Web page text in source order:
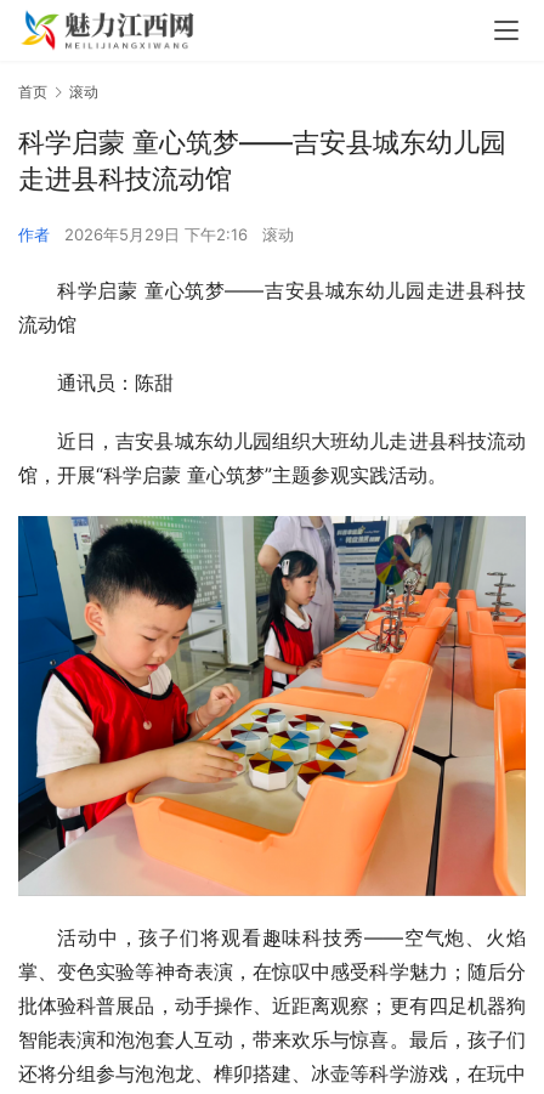
首页 滚动
科学启蒙 童心筑梦——吉安县城东幼儿园
走进县科技流动馆
作者 2026年5月29日 下午2:16 滚动
科学启蒙 童心筑梦——吉安县城东幼儿园走进县科技
流动馆
通讯员：陈甜
近日，吉安县城东幼儿园组织大班幼儿走进县科技流动
馆，开展“科学启蒙 童心筑梦”主题参观实践活动。
活动中，孩子们将观看趣味科技秀——空气炮、火焰
掌、变色实验等神奇表演，在惊叹中感受科学魅力；随后分
批体验科普展品，动手操作、近距离观察；更有四足机器狗
智能表演和泡泡套人互动，带来欢乐与惊喜。最后，孩子们
还将分组参与泡泡龙、榫卯搭建、冰壶等科学游戏，在玩中